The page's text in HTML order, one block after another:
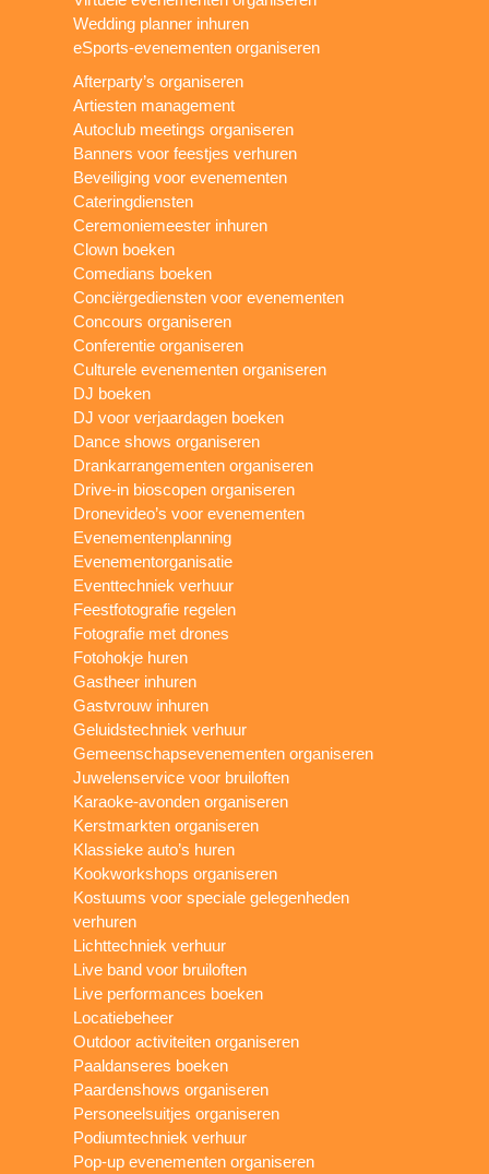
Wedding planner inhuren
eSports-evenementen organiseren
Afterparty’s organiseren
Artiesten management
Autoclub meetings organiseren
Banners voor feestjes verhuren
Beveiliging voor evenementen
Cateringdiensten
Ceremoniemeester inhuren
Clown boeken
Comedians boeken
Conciërgediensten voor evenementen
Concours organiseren
Conferentie organiseren
Culturele evenementen organiseren
DJ boeken
DJ voor verjaardagen boeken
Dance shows organiseren
Drankarrangementen organiseren
Drive-in bioscopen organiseren
Dronevideo’s voor evenementen
Evenementenplanning
Evenementorganisatie
Eventtechniek verhuur
Feestfotografie regelen
Fotografie met drones
Fotohokje huren
Gastheer inhuren
Gastvrouw inhuren
Geluidstechniek verhuur
Gemeenschapsevenementen organiseren
Juwelenservice voor bruiloften
Karaoke-avonden organiseren
Kerstmarkten organiseren
Klassieke auto’s huren
Kookworkshops organiseren
Kostuums voor speciale gelegenheden
verhuren
Lichttechniek verhuur
Live band voor bruiloften
Live performances boeken
Locatiebeheer
Outdoor activiteiten organiseren
Paaldanseres boeken
Paardenshows organiseren
Personeelsuitjes organiseren
Podiumtechniek verhuur
Pop-up evenementen organiseren